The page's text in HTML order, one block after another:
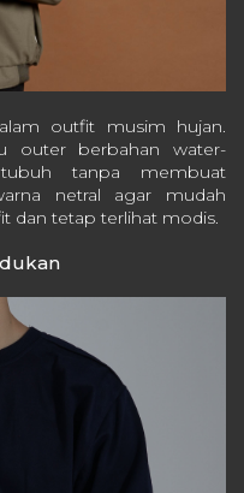
outfit musim hujan.
outer berbahan water-
tanpa membuat
netral agar mudah
dan tetap terlihat modis.